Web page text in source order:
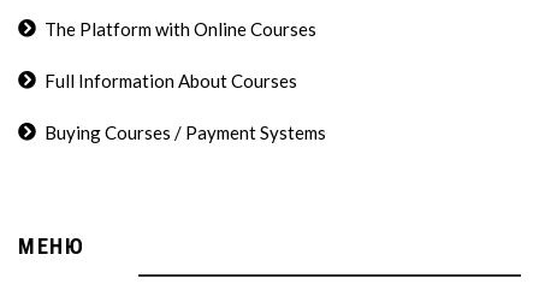
The Platform with Online Courses
Full Information About Courses
Buying Courses / Payment Systems
МЕНЮ